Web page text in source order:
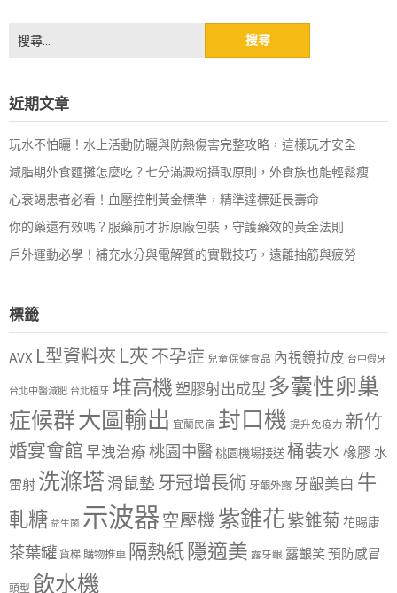
尋
字:
近期文章
玩水不怕曬！水上活動防曬與防熱傷害完整攻略，這樣玩才安全
減脂期外食麵攤怎麼吃？七分滿澱粉攝取原則，外食族也能輕鬆瘦
心衰竭患者必看！血壓控制黃金標準，精準達標延長壽命
你的藥還有效嗎？服藥前才拆原廠包裝，守護藥效的黃金法則
戶外運動必學！補充水分與電解質的實戰技巧，遠離抽筋與疲勞
標籤
AVX L型資料夾 L夾 不孕症 兒童保健食品 內視鏡拉皮 台中假牙
台北中醫減肥 台北植牙 堆高機塑膠射出成型 多囊性卵巢
症候群大圖輸出 宜蘭民宿 封口機 提升免疫力 新竹
婚宴會館 早洩治療 桃園中醫 桃園機場接送 桶裝水 橡膠 水
雷射 洗滌塔 滑鼠墊 牙冠增長術 牙齦外露 牙齦美白 牛
軋糖 益生菌 示波器 空壓機 紫錐花紫錐菊 花賜康
茶葉罐 貨梯 購物推車 隔熱紙 隱適美 露牙齦 露齦笑預防感冒
頭型 飲水機